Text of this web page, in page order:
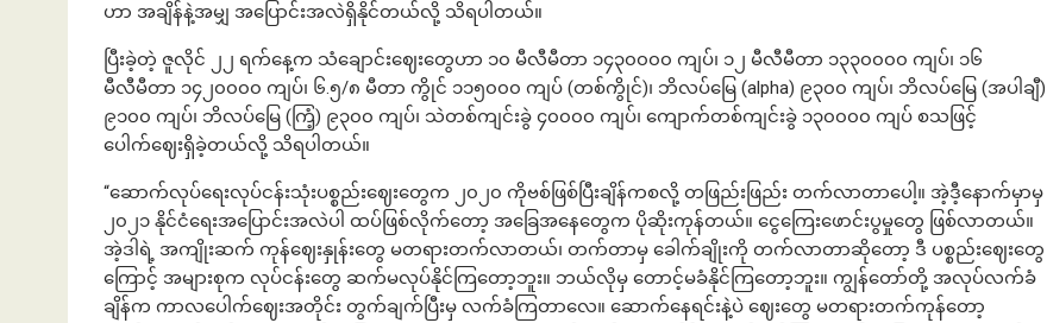
ဟာ အချိန်နဲ့အမျှ အပြောင်းအလဲရှိနိုင်တယ်လို့ သိရပါတယ်။
ပြီးခဲ့တဲ့ ဇူလိုင် ၂၂ ရက်နေ့က သံချောင်းဈေးတွေဟာ ၁၀ မီလီမီတာ ၁၄၃၀၀၀၀ ကျပ်၊ ၁၂ မီလီမီတာ ၁၃၃၀၀၀၀ ကျပ်၊ ၁၆
မီလီမီတာ ၁၄၂၀၀၀၀ ကျပ်၊ ၆.၅/၈ မီတာ ကွိုင် ၁၁၅၀၀၀ ကျပ် (တစ်ကွိုင်)၊ ဘိလပ်မြေ (alpha) ၉၃၀၀ ကျပ်၊ ဘိလပ်မြေ (အပါချီ)
၉၁၀၀ ကျပ်၊ ဘိလပ်မြေ (ကြံ့) ၉၃၀၀ ကျပ်၊ သဲတစ်ကျင်းခွဲ ၄၀၀၀၀ ကျပ်၊ ကျောက်တစ်ကျင်းခွဲ ၁၃၀၀၀၀ ကျပ် စသဖြင့်
ပေါက်ဈေးရှိခဲ့တယ်လို့ သိရပါတယ်။
“ဆောက်လုပ်ရေးလုပ်ငန်းသုံးပစ္စည်းဈေးတွေက ၂၀၂၀ ကိုဗစ်ဖြစ်ပြီးချိန်ကစလို့ တဖြည်းဖြည်း တက်လာတာပေါ့။ အဲ့ဒီ့နောက်မှာမှ
၂၀၂၁ နိုင်ငံရေးအပြောင်းအလဲပါ ထပ်ဖြစ်လိုက်တော့ အခြေအနေတွေက ပိုဆိုးကုန်တယ်။ ငွေကြေးဖောင်းပွမှုတွေ ဖြစ်လာတယ်။
အဲ့ဒါရဲ့ အကျိုးဆက် ကုန်ဈေးနှုန်းတွေ မတရားတက်လာတယ်၊ တက်တာမှ ခေါက်ချိုးကို တက်လာတာဆိုတော့ ဒီ ပစ္စည်းဈေးတွေ
ကြောင့် အများစုက လုပ်ငန်းတွေ ဆက်မလုပ်နိုင်ကြတော့ဘူး။ ဘယ်လိုမှ တောင့်မခံနိုင်ကြတော့ဘူး။ ကျွန်တော်တို့ အလုပ်လက်ခံ
ချိန်က ကာလပေါက်ဈေးအတိုင်း တွက်ချက်ပြီးမှ လက်ခံကြတာလေ။ ဆောက်နေရင်းနဲ့ပဲ ဈေးတွေ မတရားတက်ကုန်တော့